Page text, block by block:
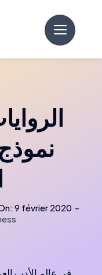
9 février 2020 -